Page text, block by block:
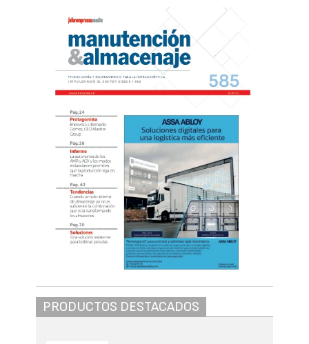
PRODUCTOS DESTACADOS